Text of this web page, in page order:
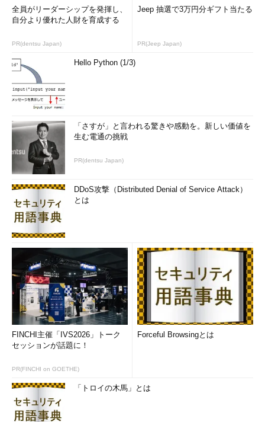
全員がリーダーシップを発揮し、
自分より優れた人財を育成する
PR(dentsu Japan)
Jeep 抽選で3万円分ギフト当たる
PR(Jeep Japan)
Hello Python (1/3)
「さすが」と言われる驚きや感動を。新しい価値を
生む電通の挑戦
PR(dentsu Japan)
DDoS攻撃（Distributed Denial of Service Attack）
とは
FINCHI主催「IVS2026」トーク
セッションが話題に！
PR(FINCHI on GOETHE)
Forceful Browsingとは
「トロイの木馬」とは